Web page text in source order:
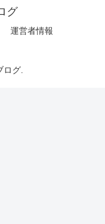
グ
運営者情報
ログ.